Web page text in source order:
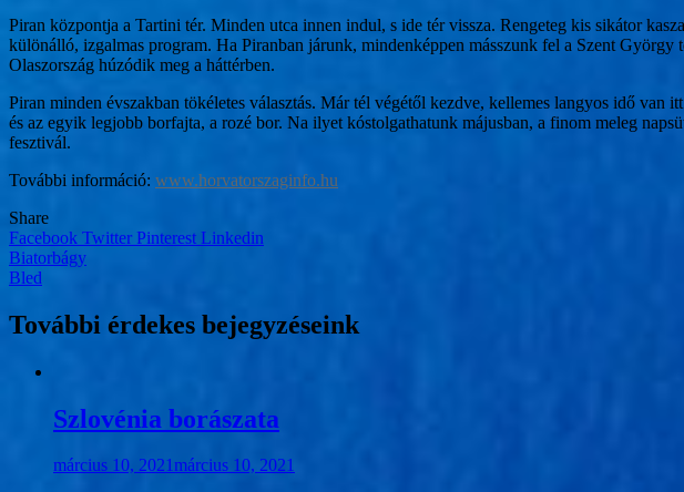
Piran központja a Tartini tér. Minden utca innen indul, s ide tér vissza. Rengeteg kis sikátor
különálló, izgalmas program. Ha Piranban járunk, mindenképpen másszunk fel a Szent
Olaszország húzódik meg a háttérben.
Piran minden évszakban tökéletes választás. Már tél végétől kezdve, kellemes langyos idő
és az egyik legjobb borfajta, a rozé bor. Na ilyet kóstolgathatunk májusban, a finom meleg
fesztivál.
További információ: www.horvatorszaginfo.hu
Share
Facebook Twitter Pinterest Linkedin
Bejegyzés
navigáció
Biatorbágy
Bled
További érdekes bejegyzéseink
Szlovénia borászata
március 10, 2021március 10, 2021